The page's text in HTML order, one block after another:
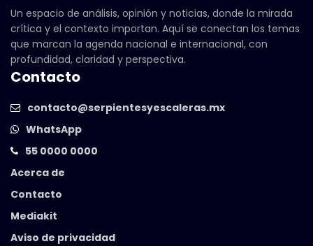
Un espacio de análisis, opinión y noticias, donde la mirada
crítica y el contexto importan. Aquí se conectan los temas
que marcan la agenda nacional e internacional, con
profundidad, claridad y perspectiva.
Contacto
contacto@serpientesyescaleras.mx
WhatsApp
55 0000 0000
Acerca de
Contacto
Mediakit
Aviso de privacidad